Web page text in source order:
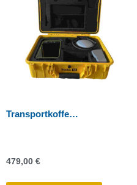
Transportkoffer für Trimble R2 / R580 GNSS
479,00 €